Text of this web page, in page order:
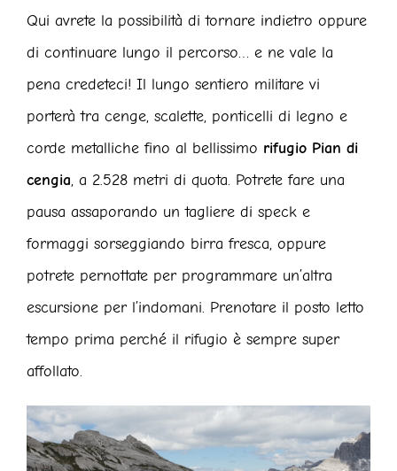
Qui avrete la possibilità di tornare indietro oppure
di continuare lungo il percorso… e ne vale la
pena credeteci! Il lungo sentiero militare vi
porterà tra cenge, scalette, ponticelli di legno e
corde metalliche fino al bellissimo rifugio Pian di
cengia, a 2.528 metri di quota. Potrete fare una
pausa assaporando un tagliere di speck e
formaggi sorseggiando birra fresca, oppure
potrete pernottate per programmare un’altra
escursione per l’indomani. Prenotare il posto letto
tempo prima perché il rifugio è sempre super
affollato.